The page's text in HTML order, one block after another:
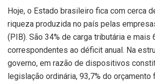
Hoje, o Estado brasileiro fica com cerca
riqueza produzida no país pelas
(PIB). São 34% de carga tributária e mais
correspondentes ao déficit anual. Na
governo, em razão de dispositivos
legislação ordinária, 93,7% do